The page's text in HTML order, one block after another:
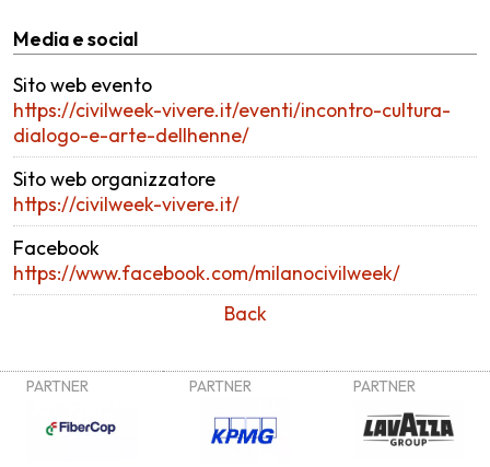
Media e social
Sito web evento
https://civilweek-vivere.it/eventi/incontro-cultura-
dialogo-e-arte-dellhenne/
Sito web organizzatore
https://civilweek-vivere.it/
Facebook
https://www.facebook.com/milanocivilweek/
Back